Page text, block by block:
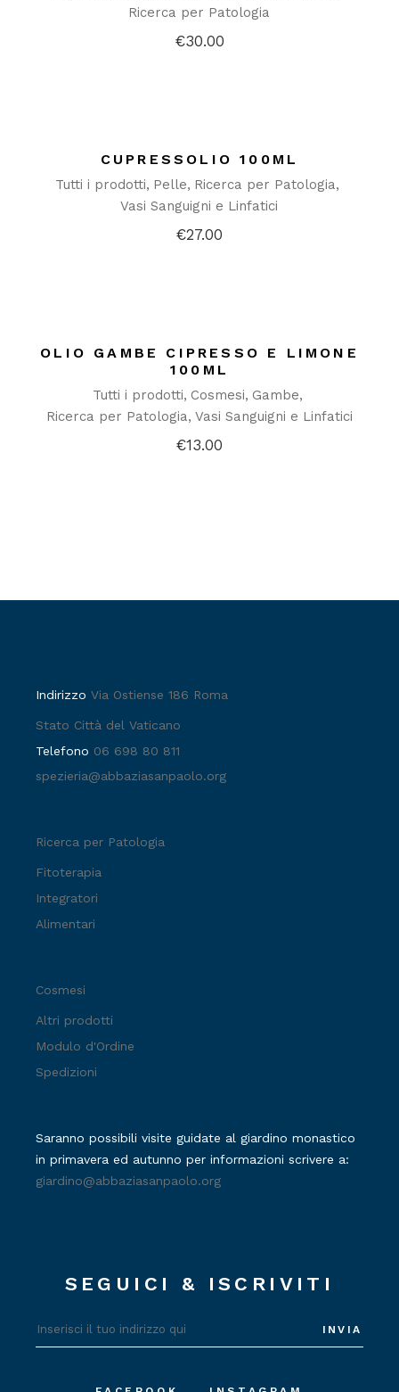
Ricerca per Patologia
€30.00
CUPRESSOLIO 100ML
Tutti i prodotti Pelle Ricerca per Patologia
Vasi Sanguigni e Linfatici
€27.00
OLIO GAMBE CIPRESSO E LIMONE
100ML
Tutti i prodotti Cosmesi Gambe
Ricerca per Patologia Vasi Sanguigni e Linfatici
€13.00
IndirizzoVia Ostiense 186 Roma
Stato Città del Vaticano
Telefono 06 698 80 811
spezieria@abbaziasanpaolo.org
Ricerca per Patologia
Fitoterapia
Integratori
Alimentari
Cosmesi
Altri prodotti
Modulo d'Ordine
Spedizioni
Saranno possibili visite guidate al giardino monastico
in primavera ed autunno per informazioni scrivere a:
giardino@abbaziasanpaolo.org
SEGUICI & ISCRIVITI
INVIA